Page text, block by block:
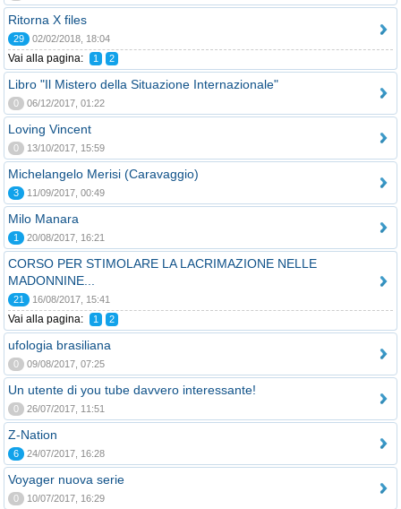
Ritorna X files
29 02/02/2018, 18:04
Vai alla pagina: 1 2
Libro "Il Mistero della Situazione Internazionale"
0 06/12/2017, 01:22
Loving Vincent
0 13/10/2017, 15:59
Michelangelo Merisi (Caravaggio)
3 11/09/2017, 00:49
Milo Manara
1 20/08/2017, 16:21
CORSO PER STIMOLARE LA LACRIMAZIONE NELLE
MADONNINE...
21 16/08/2017, 15:41
Vai alla pagina: 1 2
ufologia brasiliana
0 09/08/2017, 07:25
Un utente di you tube davvero interessante!
0 26/07/2017, 11:51
Z-Nation
6 24/07/2017, 16:28
Voyager nuova serie
0 10/07/2017, 16:29